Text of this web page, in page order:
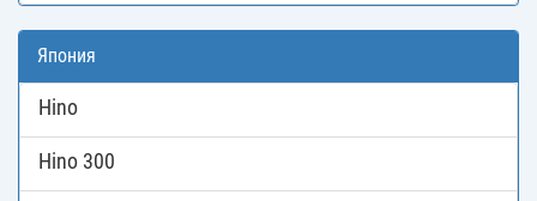
Япония
Hino
Hino 300